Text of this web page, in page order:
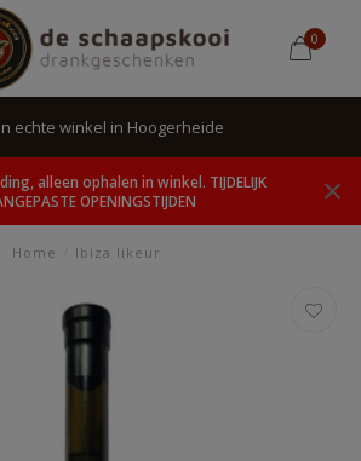
0
echte winkel in Hoogerheide
alleen ophalen in winkel. TIJDELIJK
OPENINGSTIJDEN
Home Ibiza likeur